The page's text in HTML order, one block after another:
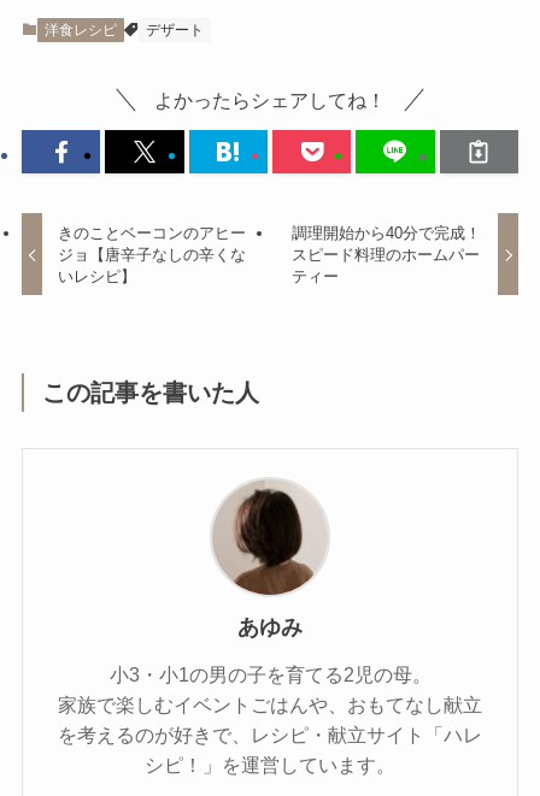
洋食レシピ デザート
よかったらシェアしてね！
きのことベーコンのアヒー
ジョ【唐辛子なしの辛くな
いレシピ】
調理開始から40分で完成！
スピード料理のホームパー
ティー
この記事を書いた人
あゆみ
小3・小1の男の子を育てる2児の母。
家族で楽しむイベントごはんや、おもてなし献立
を考えるのが好きで、レシピ・献立サイト「ハレ
シピ！」を運営しています。